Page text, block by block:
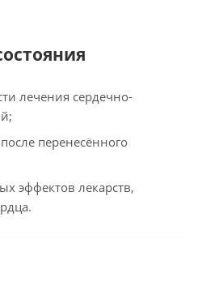
лечения сердечно-
перенесённого
эффектов лекарств,